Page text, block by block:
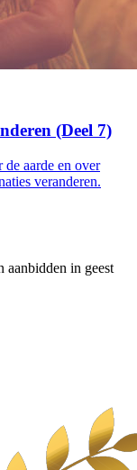
(Deel 7)
aarde en over
veranderen.
aanbidden in geest